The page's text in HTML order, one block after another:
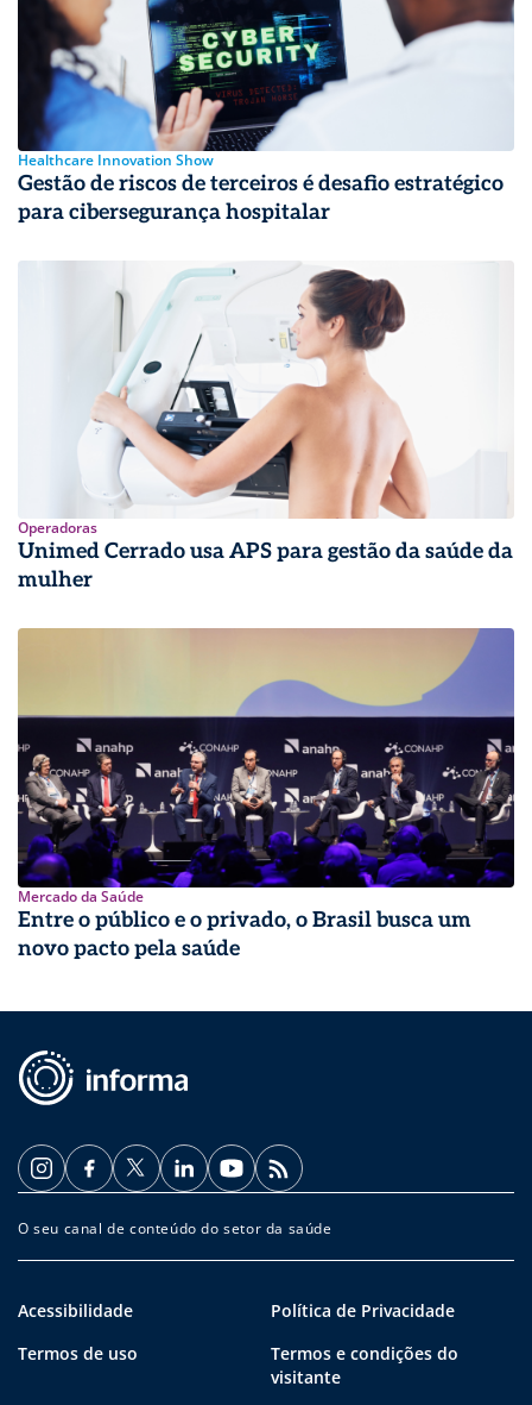
Healthcare Innovation Show
Gestão de riscos de terceiros é desafio estratégico
para cibersegurança hospitalar
Operadoras
Unimed Cerrado usa APS para gestão da saúde da
mulher
Mercado da Saúde
Entre o público e o privado, o Brasil busca um
novo pacto pela saúde
O seu canal de conteúdo do setor da saúde
Acessibilidade
Política de Privacidade
Termos de uso
Termos e condições do
visitante